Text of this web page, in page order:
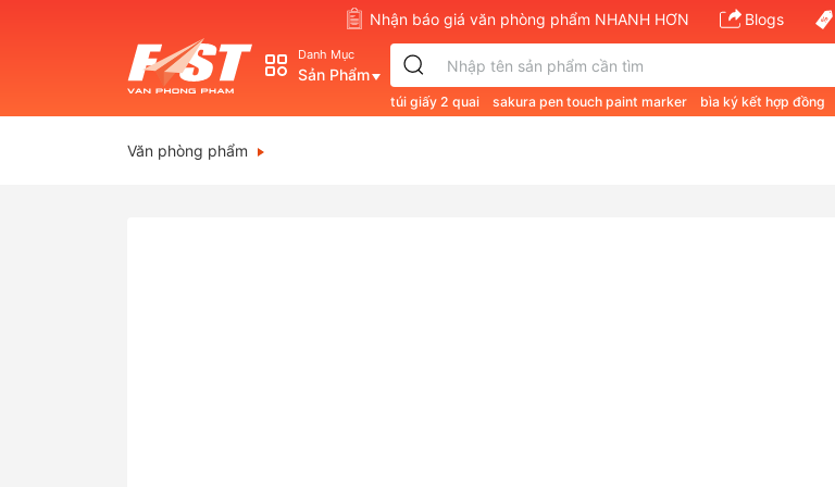
Nhận báo giá văn phòng phẩm NHANH HƠN Blogs
Danh Mục
Sản Phẩm
túi giấy 2 quai sakura pen touch paint marker bìa ký kết hợp đồng
Văn phòng phẩm